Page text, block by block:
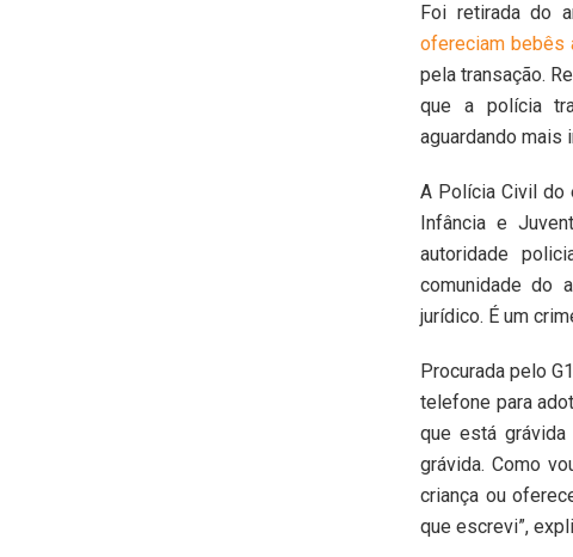
Foi retirada do
ofereciam bebês
pela transação.
que a polícia
aguardando mais
A Polícia Civil do
Infância e
autoridade
comunidade do
jurídico. É um
Procurada pelo
telefone para
que está
grávida. Como
criança ou
que escrevi”,